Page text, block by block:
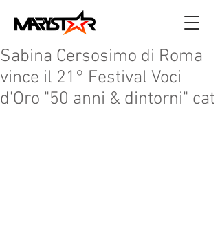
Sabina Cersosimo di Roma
vince il 21° Festival Voci
d'Oro "50 anni & dintorni" cat